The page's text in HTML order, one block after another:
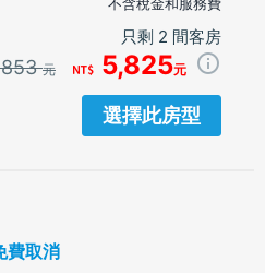
只剩 2 間客房
元 5,825元
選擇此房型
費取消